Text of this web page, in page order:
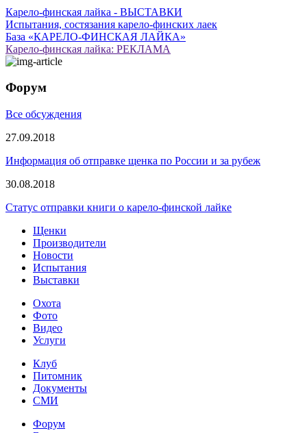
Карело-финская лайка - ВЫСТАВКИ
Испытания, состязания карело-финских лаек
База «КАРЕЛО-ФИНСКАЯ ЛАЙКА»
Карело-финская лайка: РЕКЛАМА
Форум
Все обсуждения
27.09.2018
Информация об отправке щенка по России и за рубеж
30.08.2018
Статус отправки книги о карело-финской лайке
Щенки
Производители
Новости
Испытания
Выставки
Охота
Фото
Видео
Услуги
Клуб
Питомник
Документы
СМИ
Форум